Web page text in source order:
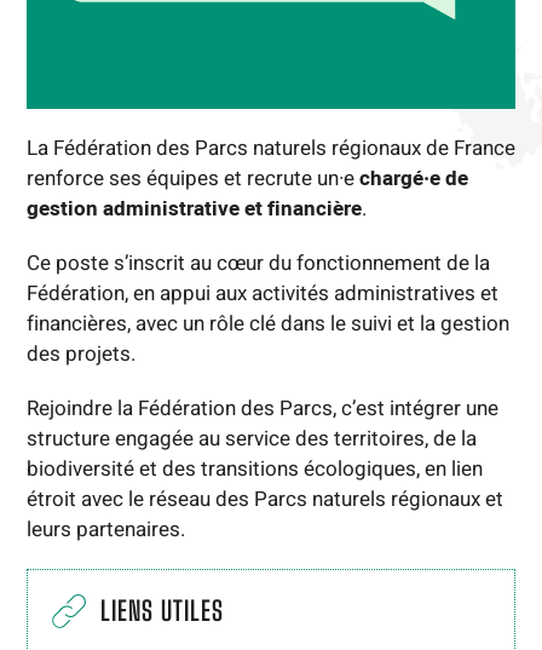
La Fédération des Parcs naturels régionaux de France
renforce ses équipes et recrute un·echargé·e de
gestion administrative et financière.
Ce poste s’inscrit au cœur du fonctionnement de la
Fédération, en appui aux activités administratives et
financières, avec un rôle clé dans le suivi et la gestion
des projets.
Rejoindre la Fédération des Parcs, c’est intégrer une
structure engagée au service des territoires, de la
biodiversité et des transitions écologiques, en lien
étroit avec le réseau des Parcs naturels régionaux et
leurs partenaires.
LIENS UTILES